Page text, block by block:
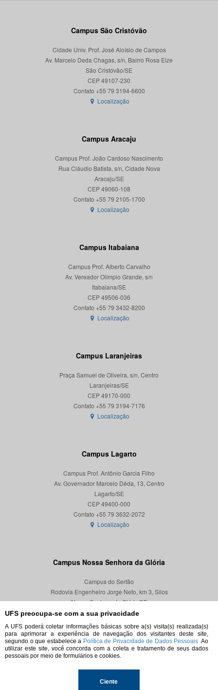
UFS preocupa-se com a sua privacidade
A UFS poderá coletar informações básicas sobre a(s) visita(s) realizada(s)
para aprimorar a experiência de navegação dos visitantes deste site,
segundo o que estabelece a Política de Privacidade de Dados Pessoais. Ao
utilizar este site, você concorda com a coleta e tratamento de seus dados
pessoais por meio de formulários e cookies.
Ciente
Campus São Cristóvão
Cidade Univ. Prof. José Aloísio de Campos
Av. Marcelo Deda Chagas, s/n, Bairro Rosa Elze
São Cristóvão/SE
CEP 49107-230
Localização
Campus Aracaju
Campus Prof. João Cardoso Nascimento
Rua Cláudio Batista, s/n, Cidade Nova
Aracaju/SE
CEP 49060-108
Localização
Campus Itabaiana
Campus Prof. Alberto Carvalho
Av. Vereador Olímpio Grande, s/n
Itabaiana/SE
CEP 49506-036
Localização
Campus Laranjeiras
Praça Samuel de Oliveira, s/n, Centro
Laranjeiras/SE
CEP 49170-000
Localização
Campus Lagarto
Campus Prof. Antônio Garcia Filho
Av. Governador Marcelo Déda, 13, Centro
Lagarto/SE
CEP 49400-000
Localização
Campus Nossa Senhora da Glória
Campus do Sertão
Rodovia Engenheiro Jorge Neto, km 3, Silos
Nossa Senhora da Glória/SE
CEP 49680-000
Localização
© 2026. Todos os direitos reservados.